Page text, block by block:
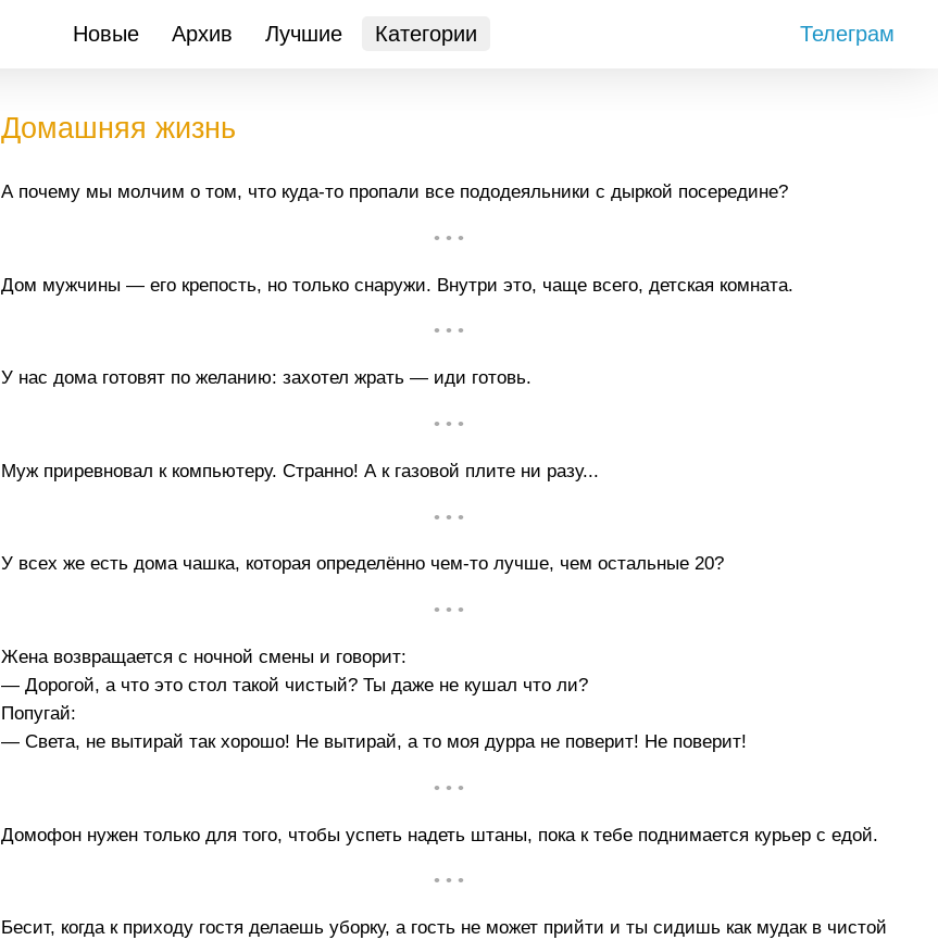
Новые Архив Лучшие Категории Телеграм
Домашняя жизнь
А почему мы молчим о том, что куда-то пропали все пододеяльники с дыркой посередине?
• • •
Дом мужчины — его крепость, но только снаружи. Внутри это, чаще всего, детская комната.
• • •
У нас дома готовят по желанию: захотел жрать — иди готовь.
• • •
Муж приревновал к компьютеру. Странно! А к газовой плите ни разу...
• • •
У всех же есть дома чашка, которая определённо чем-то лучше, чем остальные 20?
• • •
Жена возвращается с ночной смены и говорит:
— Дорогой, а что это стол такой чистый? Ты даже не кушал что ли?
Попугай:
— Света, не вытирай так хорошо! Не вытирай, а то моя дурра не поверит! Не поверит!
• • •
Домофон нужен только для того, чтобы успеть надеть штаны, пока к тебе поднимается курьер с едой.
• • •
Бесит, когда к приходу гостя делаешь уборку, а гость не может прийти и ты сидишь как мудак в чистой